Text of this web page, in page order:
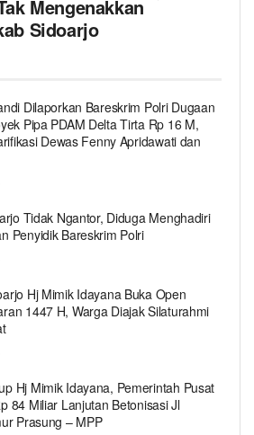
Mengenakkan
Sidoarjo
Dilaporkan Bareskrim Polri Dugaan
Pipa PDAM Delta Tirta Rp 16 M,
Dewas Fenny Apridawati dan
Tidak Ngantor, Diduga Menghadiri
Penyidik Bareskrim Polri
Hj Mimik Idayana Buka Open
1447 H, Warga Diajak Silaturahmi
Hj Mimik Idayana, Pemerintah Pusat
84 Miliar Lanjutan Betonisasi Jl
Prasung – MPP